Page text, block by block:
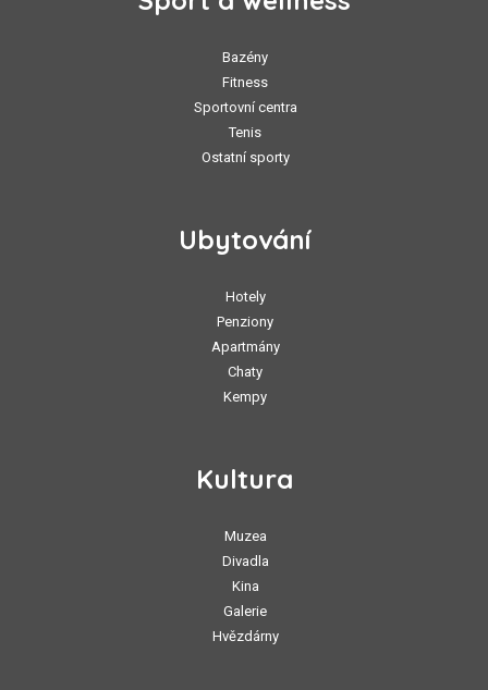
Bazény
Fitness
Sportovní centra
Tenis
Ostatní sporty
Ubytování
Hotely
Penziony
Apartmány
Chaty
Kempy
Kultura
Muzea
Divadla
Kina
Galerie
Hvězdárny